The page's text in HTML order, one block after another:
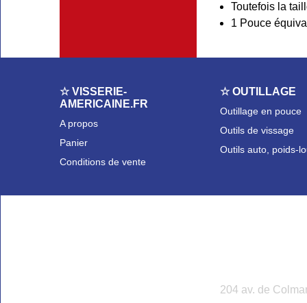
Toutefois la
1 Pouce
☆ VISSERIE-
AMERICAINE.FR
A propos
Panier
Conditions de vente
☆ OUTILLAGE
Outillage en pouce
Outils de vissage
Outils auto, poids-
204 av. de